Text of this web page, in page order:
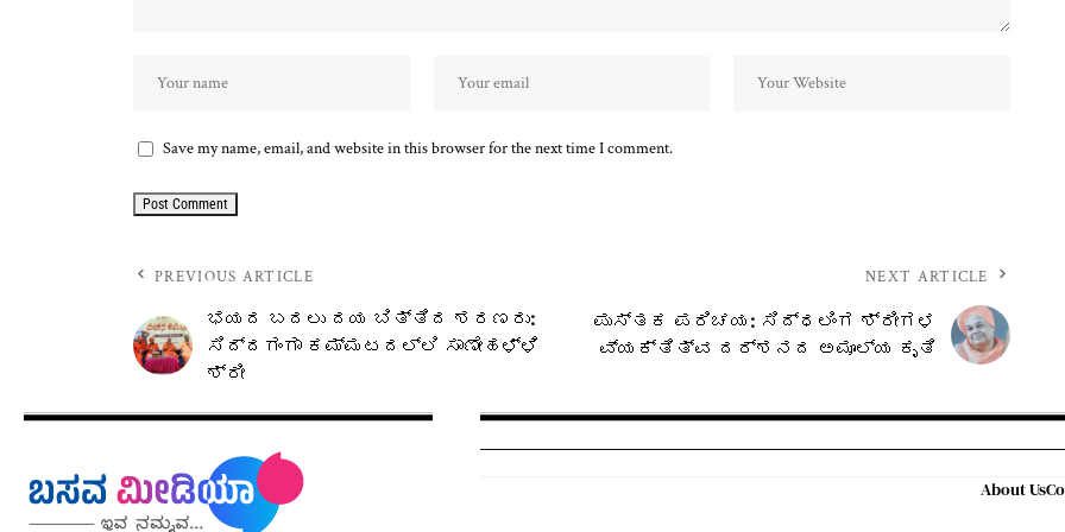
Save my name, email, and website in this browser for the next time I comment.
PREVIOUS ARTICLE
ಭಯದ ಬದಲು ದಯ ಬಿತ್ತಿದ ಶರಣರು:
ಸಿದ್ದಗಂಗಾ ಕಮ್ಮಟದಲ್ಲಿ ಸಾಣೇಹಳ್ಳಿ
ಶ್ರೀ
NEXT ARTICLE
ಪುಸ್ತಕ ಪರಿಚಯ: ಸಿದ್ಧಲಿಂಗ ಶ್ರೀಗಳ
ವ್ಯಕ್ತಿತ್ವ ದರ್ಶನದ ಅಮೂಲ್ಯ ಕೃತಿ
About Us